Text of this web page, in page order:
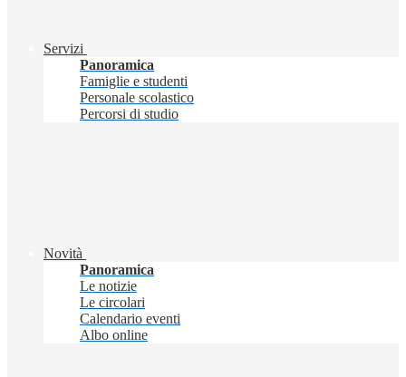
Servizi
Panoramica
Famiglie e studenti
Personale scolastico
Percorsi di studio
Novità
Panoramica
Le notizie
Le circolari
Calendario eventi
Albo online